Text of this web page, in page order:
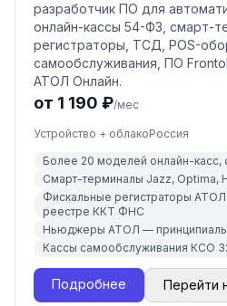
разработчик ПО для
онлайн-кассы 54-ФЗ, смарт-
регистраторы, ТСД, POS-
самообслуживания, ПО
АТОЛ Онлайн.
от 1 190 ₽/мес
Устройство + облакоРоссия
Более 20 моделей онлайн-
Смарт-терминалы Jazz, Optima,
Фискальные регистраторы
реестре ККТ ФНС
Ньюджеры АТОЛ —
Кассы самообслуживания КСО
Подробнее Перейти